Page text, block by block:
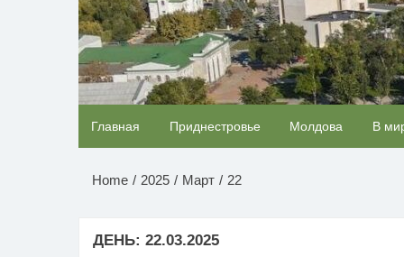
Главная Приднестровье Молдова В
Home 2025 Март 22
ДЕНЬ: 22.03.2025
Ролик из Омска: вы будете смеяться долго